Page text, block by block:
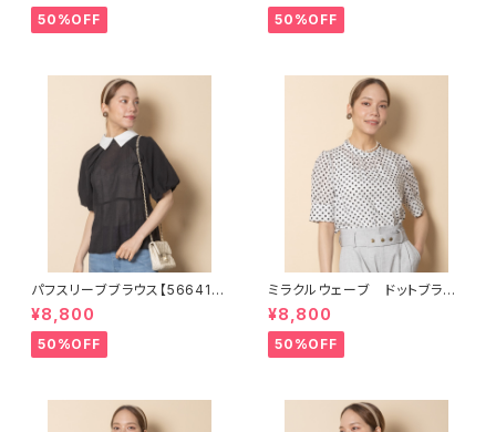
50%OFF 50%OFF
パフスリーブブラウス【566411
2】
¥8,800
50%OFF
ミラクルウェーブ ドットブラウ
ス【5664108】
¥8,800
50%OFF